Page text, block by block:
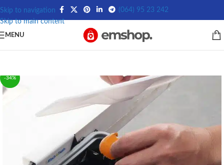
Skip to navigation
Skip to main content
(064) 95 23 242
MENU
-34%